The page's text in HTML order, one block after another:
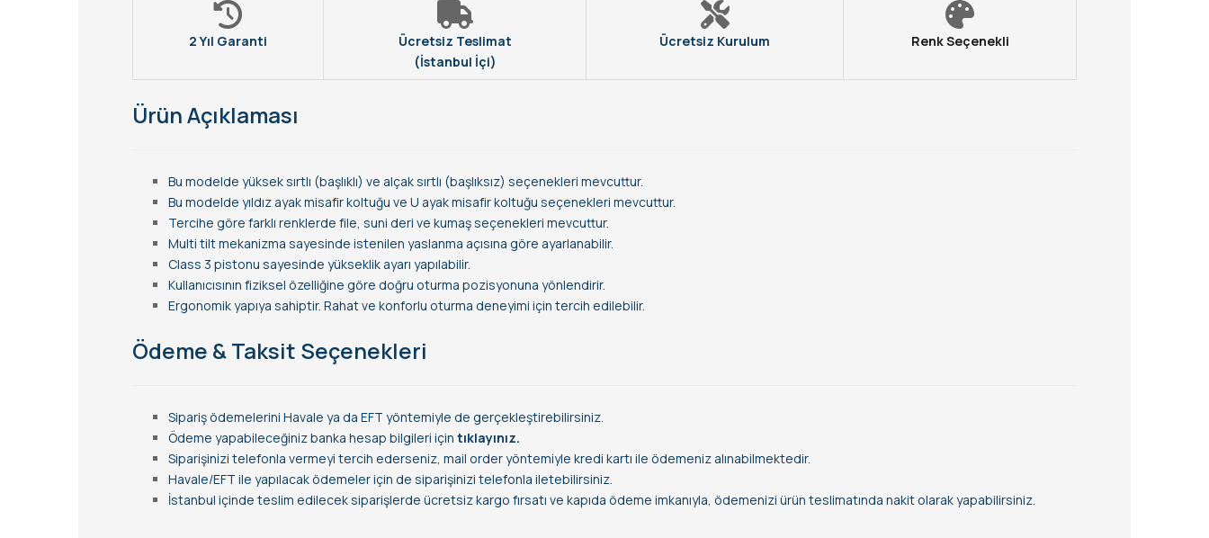
2 Yıl Garanti
Ücretsiz Teslimat
(İstanbul İçi)
Ücretsiz Kurulum Renk Seçenekli
Ürün Açıklaması
Bu modelde yüksek sırtlı (başlıklı) ve alçak sırtlı (başlıksız) seçenekleri mevcuttur.
Bu modelde yıldız ayak misafir koltuğu ve U ayak misafir koltuğu seçenekleri mevcuttur.
Tercihe göre farklı renklerde file, suni deri ve kumaş seçenekleri mevcuttur.
Multi tilt mekanizma sayesinde istenilen yaslanma açısına göre ayarlanabilir.
Class 3 pistonu sayesinde yükseklik ayarı yapılabilir.
Kullanıcısının fiziksel özelliğine göre doğru oturma pozisyonuna yönlendirir.
Ergonomik yapıya sahiptir. Rahat ve konforlu oturma deneyimi için tercih edilebilir.
Ödeme & Taksit Seçenekleri
Sipariş ödemelerini Havale ya da EFT yöntemiyle de gerçekleştirebilirsiniz.
Ödeme yapabileceğiniz banka hesap bilgileri için tıklayınız.
Siparişinizi telefonla vermeyi tercih ederseniz, mail order yöntemiyle kredi kartı ile ödemeniz alınabilmektedir.
Havale/EFT ile yapılacak ödemeler için de siparişinizi telefonla iletebilirsiniz.
İstanbul içinde teslim edilecek siparişlerde ücretsiz kargo fırsatı ve kapıda ödeme imkanıyla, ödemenizi ürün teslimatında nakit olarak yapabilirsiniz.